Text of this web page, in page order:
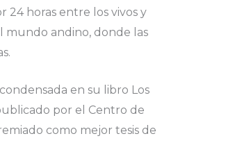
24 horas entre los vivos y
mundo andino, donde las
en su libro Los
por el Centro de
como mejor tesis de